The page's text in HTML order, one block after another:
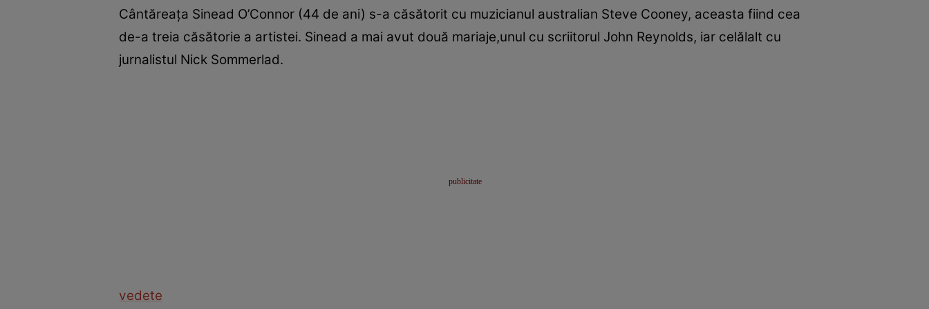
Cântăreaţa Sinead O’Connor (44 de ani) s-a căsătorit cu muzicianul australian Steve Cooney, aceasta fiind cea
de-a treia căsătorie a artistei. Sinead a mai avut două mariaje,unul cu scriitorul John Reynolds, iar celălalt cu
jurnalistul Nick Sommerlad.
vedete